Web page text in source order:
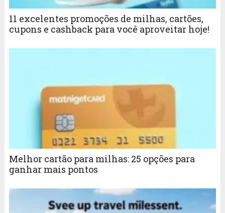
11 excelentes promoções de milhas, cartões,
cupons e cashback para você aproveitar hoje!
Melhor cartão para milhas: 25 opções para
ganhar mais pontos